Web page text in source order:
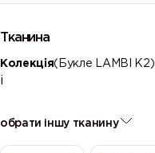
Тканина
Колекція(Букле LAMBI К2)
і
обрати іншу тканину